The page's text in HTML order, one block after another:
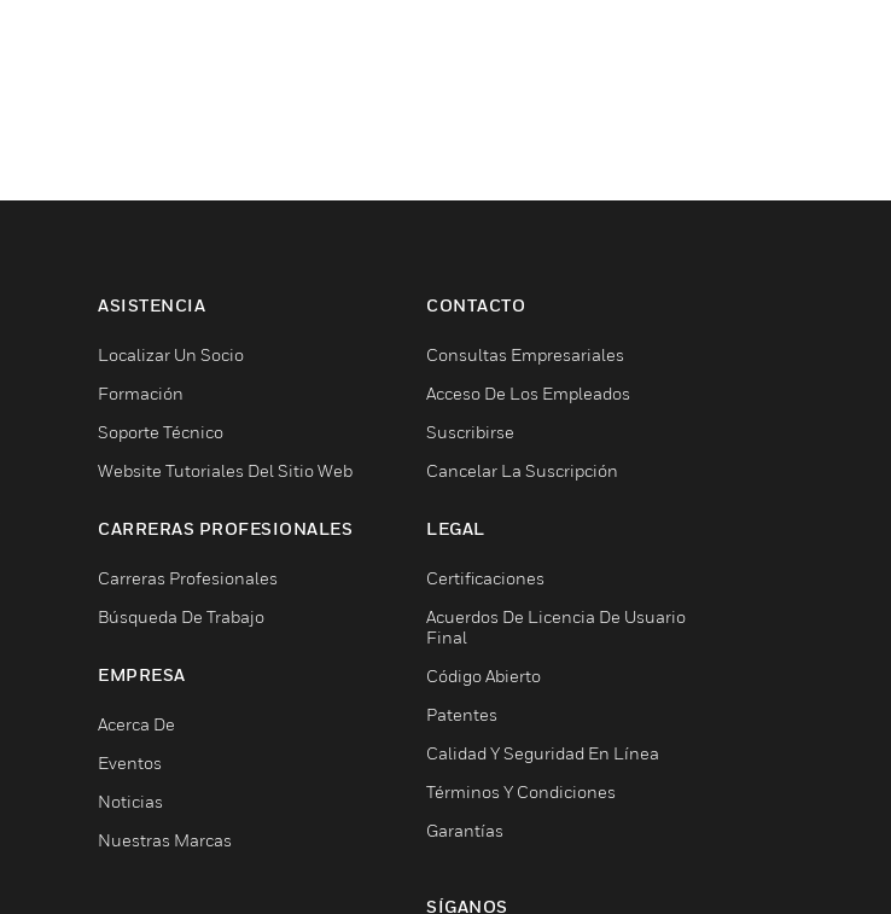
ASISTENCIA
Localizar Un Socio
Formación
Soporte Técnico
Website Tutoriales Del Sitio Web
CARRERAS PROFESIONALES
Carreras Profesionales
Búsqueda De Trabajo
EMPRESA
Acerca De
Eventos
Noticias
Nuestras Marcas
CONTACTO
Consultas Empresariales
Acceso De Los Empleados
Suscribirse
Cancelar La Suscripción
LEGAL
Certificaciones
Acuerdos De Licencia De Usuario
Final
Código Abierto
Patentes
Calidad Y Seguridad En Línea
Términos Y Condiciones
Garantías
SÍGANOS